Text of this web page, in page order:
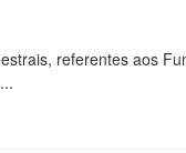
referentes aos